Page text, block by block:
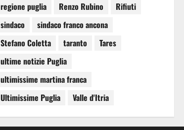
regione puglia
Renzo Rubino
Rifiuti
sindaco
sindaco franco ancona
Stefano Coletta
taranto
Tares
ultime notizie Puglia
ultimissime martina franca
Ultimissime Puglia
Valle d'Itria